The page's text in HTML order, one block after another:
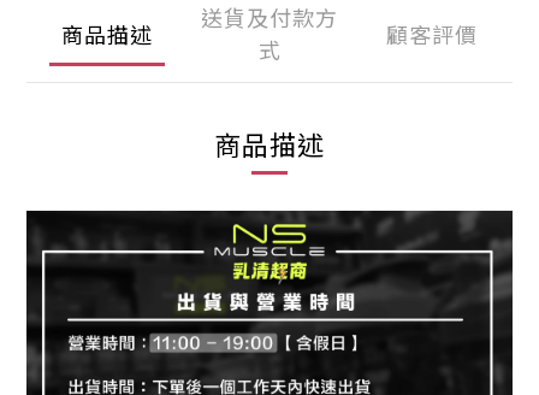
商品描述
送貨及付款方
式
顧客評價
商品描述